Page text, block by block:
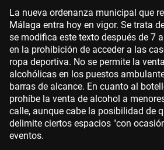
La nueva ordenanza municipal que
Málaga entra hoy en vigor. Se trata
se modifica este texto después de 7
en la prohibición de acceder a las
ropa deportiva. No se permite la
alcohólicas en los puestos
barras de alcance. En cuanto al
prohíbe la venta de alcohol a
calle, aunque cabe la posibilidad de
delimite ciertos espacios "con
eventos.